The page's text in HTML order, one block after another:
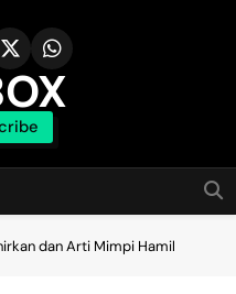
Informasi Terkini
dan Arti Mimpi Hamil